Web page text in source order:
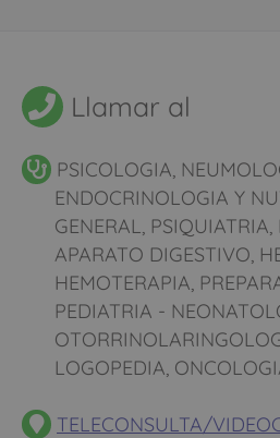
Llamar al
PSICOLOGIA,
ENDOCRINOLOGIA Y
GENERAL,
APARATO DIGESTIVO,
HEMOTERAPIA,
PEDIATRIA -
LOGOPEDIA,
TELECONSULTA/